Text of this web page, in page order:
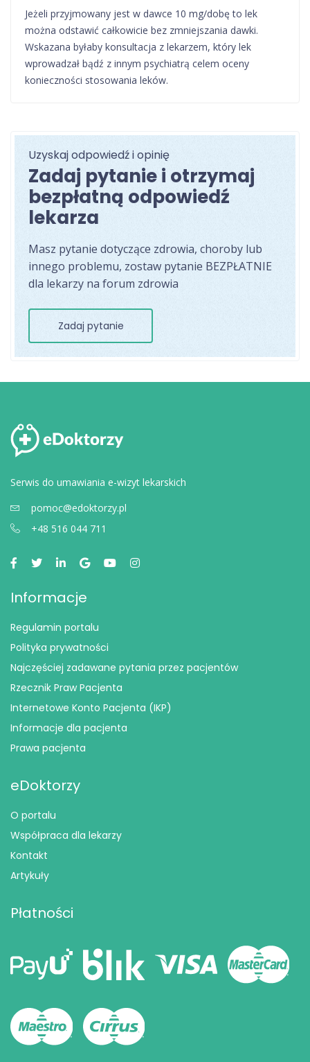
Jeżeli przyjmowany jest w dawce 10 mg/dobę to lek
można odstawić całkowicie bez zmniejszania dawki.
Wskazana byłaby konsultacja z lekarzem, który lek
wprowadzał bądź z innym psychiatrą celem oceny
konieczności stosowania leków.
Uzyskaj odpowiedź i opinię
Zadaj pytanie i otrzymaj
bezpłatną odpowiedź
lekarza
Masz pytanie dotyczące zdrowia, choroby lub
innego problemu, zostaw pytanie BEZPŁATNIE
dla lekarzy na forum zdrowia
Zadaj pytanie
Serwis do umawiania e-wizyt lekarskich
pomoc@edoktorzy.pl
+48 516 044 711
Informacje
Regulamin portalu
Polityka prywatności
Najczęściej zadawane pytania przez pacjentów
Rzecznik Praw Pacjenta
Internetowe Konto Pacjenta (IKP)
Informacje dla pacjenta
Prawa pacjenta
eDoktorzy
O portalu
Współpraca dla lekarzy
Kontakt
Artykuły
Płatności